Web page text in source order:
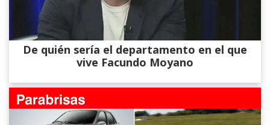
De quién sería el departamento en el que
vive Facundo Moyano